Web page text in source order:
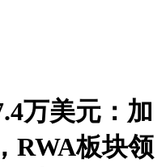
万美元：加
RWA板块领